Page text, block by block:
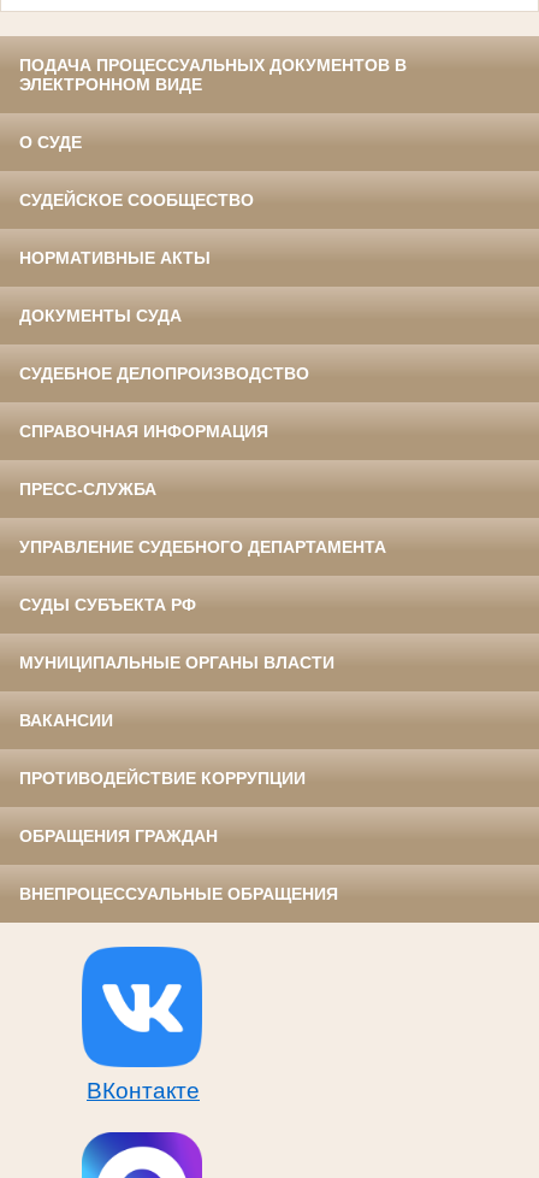
ПОДАЧА ПРОЦЕССУАЛЬНЫХ ДОКУМЕНТОВ В
ЭЛЕКТРОННОМ ВИДЕ
О СУДЕ
СУДЕЙСКОЕ СООБЩЕСТВО
НОРМАТИВНЫЕ АКТЫ
ДОКУМЕНТЫ СУДА
СУДЕБНОЕ ДЕЛОПРОИЗВОДСТВО
СПРАВОЧНАЯ ИНФОРМАЦИЯ
ПРЕСС-СЛУЖБА
УПРАВЛЕНИЕ СУДЕБНОГО ДЕПАРТАМЕНТА
СУДЫ СУБЪЕКТА РФ
МУНИЦИПАЛЬНЫЕ ОРГАНЫ ВЛАСТИ
ВАКАНСИИ
ПРОТИВОДЕЙСТВИЕ КОРРУПЦИИ
ОБРАЩЕНИЯ ГРАЖДАН
ВНЕПРОЦЕССУАЛЬНЫЕ ОБРАЩЕНИЯ
ВКонтакте